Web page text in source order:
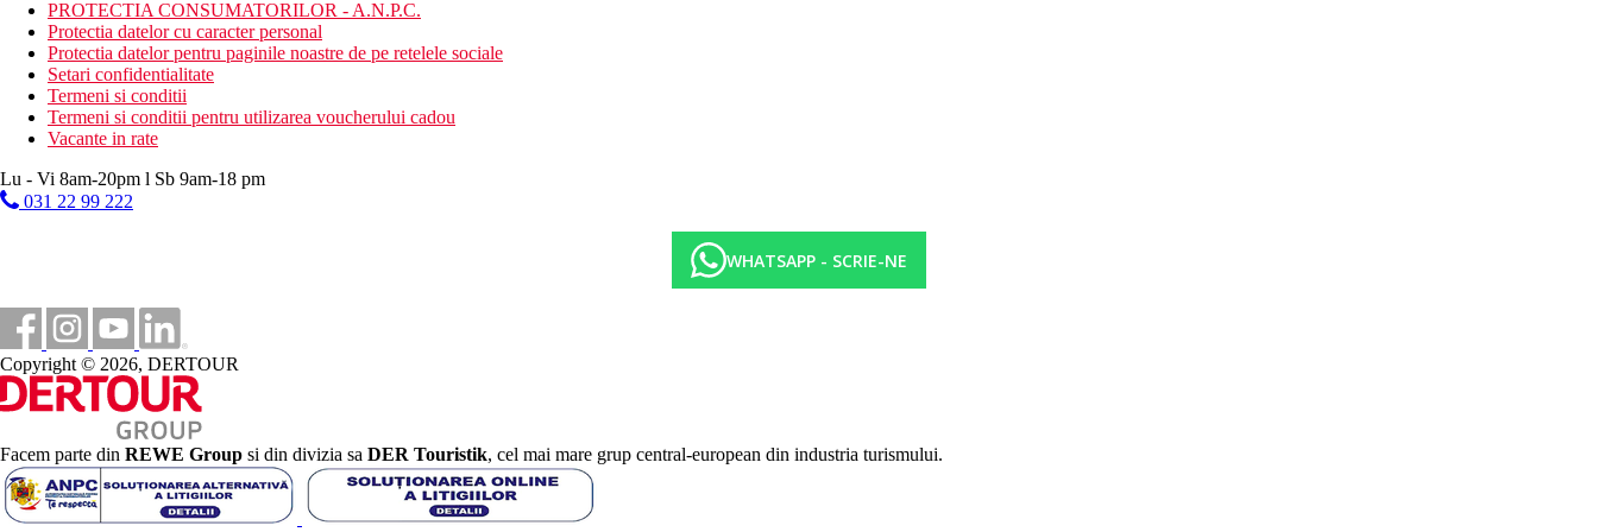
Sezlonguri pe plaja contra cost
Umbrele pe plaja contra cost
Vacanta la plaja
Piscine
Sezlonguri si umbrele gratuite la piscina
Piscina pentru copii
PROTECTIA CONSUMATORILOR - A.N.P.C.
Protectia datelor cu caracter personal
Protectia datelor pentru paginile noastre de pe retelele sociale
Setari confidentialitate
Termeni si conditii
Termeni si conditii pentru utilizarea voucherului cadou
Vacante in rate
Lu - Vi 8am-20pm l Sb 9am-18 pm
031 22 99 222
WHATSAPP - SCRIE-NE
Copyright © 2026, DERTOUR
Facem parte din REWE Group si din divizia sa DER Touristik, cel mai mare grup central-european din industria turismului.